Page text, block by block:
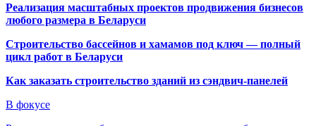
Реализация масштабных проектов продвижения бизнесов
любого размера в Беларуси
Строительство бассейнов и хамамов под ключ — полный
цикл работ в Беларуси
Как заказать строительство зданий из сэндвич-панелей
В фокусе